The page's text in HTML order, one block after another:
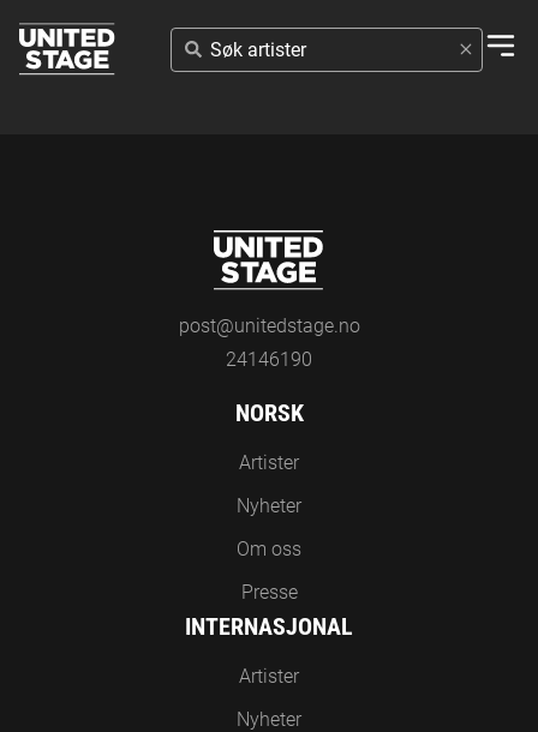
SØK
ARTISTER
post@unitedstage.no
24146190
NORSK
Artister
Nyheter
Om oss
Presse
INTERNASJONAL
Artister
Nyheter